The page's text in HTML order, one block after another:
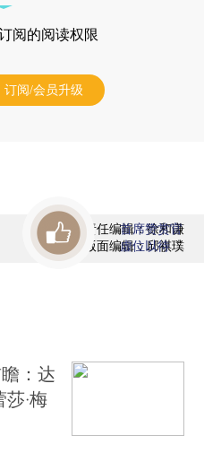
阅的阅读权限
订阅/会员升级
责任编辑：徐和谦
版面编辑：邱祺璞
首席赞赏官
虚位以待
：达
·梅